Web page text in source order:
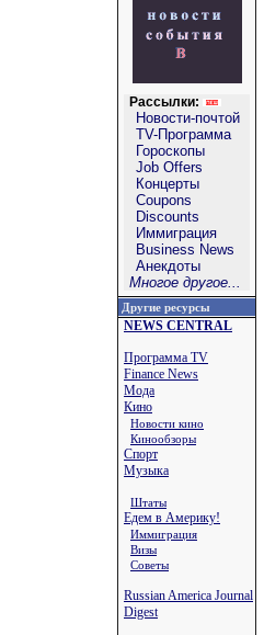
Рассылки:
Новости-почтой
TV-Программа
Гороскопы
Job Offers
Концерты
Coupons
Discounts
Иммиграция
Business News
Анекдоты
Многое другое...
Другие ресурсы
NEWS CENTRAL
Программа TV
Finance News
Мода
Кино
Новости кино
Кинообзоры
Спорт
Музыка
Штаты
Едем в Америку!
Иммиграция
Визы
Советы
Russian America Journal
Digest